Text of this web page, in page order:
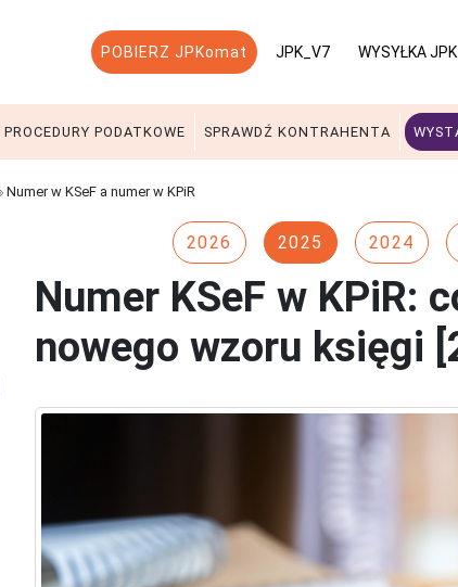
POBIERZ JPKomat JPK_V7 WYSYŁKA JPK
PROCEDURY PODATKOWE SPRAWDŹ KONTRAHENTA
Numer w KSeF a numer w KPiR
2026 2025 2024
Numer KSeF w KPiR:
nowego wzoru księgi